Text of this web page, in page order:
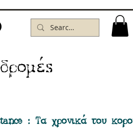
: Τα χρονικά του